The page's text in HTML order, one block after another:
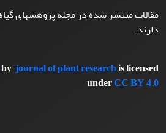
مقالات منتشر شده در مجله پژوهشهای
دارند.
byjournal of plant researchis licensed
underCC BY 4.0